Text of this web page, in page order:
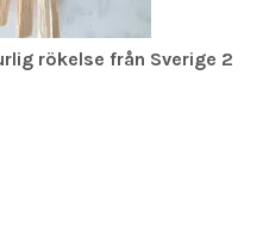
rökelse från Sverige 2